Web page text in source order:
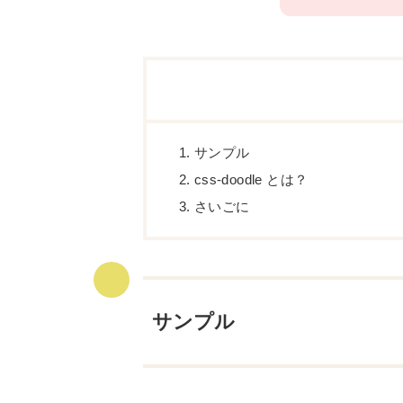
サンプル
css-doodle とは？
さいごに
サンプル